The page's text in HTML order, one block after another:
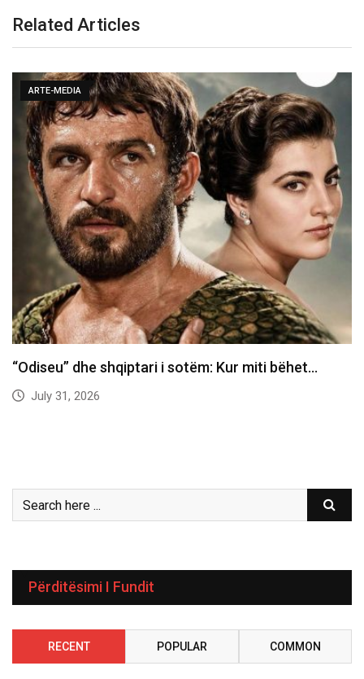
Related Articles
ARTE-MEDIA
“Odiseu” dhe shqiptari i sotëm: Kur miti bëhet…
July 31, 2026
Përditësimi I Fundit
RECENT POPULAR COMMON